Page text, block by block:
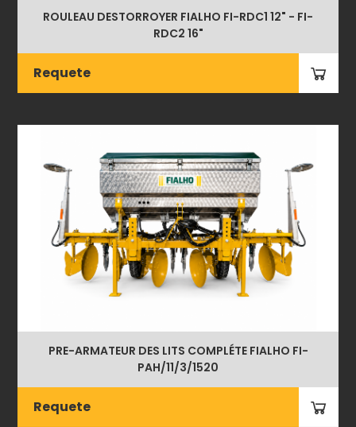
ROULEAU DESTORROYER FIALHO FI-RDC1 12" - FI-
RDC2 16"
Requete
PRE-ARMATEUR DES LITS COMPLÉTE FIALHO FI-
PAH/11/3/1520
Requete